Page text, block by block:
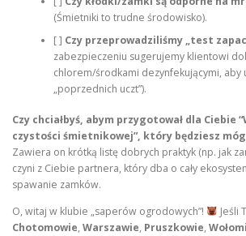
(Śmietniki to trudne środowisko).
[ ] Czy przeprowadziliśmy „test
zabezpieczeniu sugerujemy klientowi
chlorem/środkami dezynfekującymi, aby
„poprzednich uczt”).
Czy chciałbyś, abym przygotował dla Ciebie
czystości śmietnikowej”, który będziesz
Zawiera on krótką listę dobrych praktyk (np. jak
czyni z Ciebie partnera, który dba o cały
spawanie zamków.
O, witaj w klubie „saperów ogrodowych”!
Jeśli
Chotomowie, Warszawie, Pruszkowie,